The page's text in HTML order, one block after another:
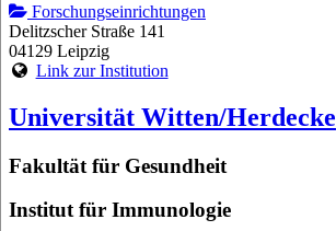
Forschungseinrichtungen
Delitzscher Straße 141
04129 Leipzig
Link zur Institution
Universität Witten/Herdecke
Fakultät für Gesundheit
Institut für Immunologie